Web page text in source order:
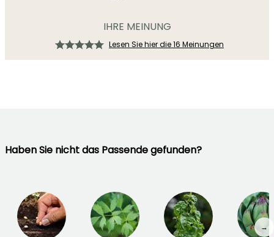
IHRE MEINUNG
Lesen Sie hier die 16 Meinungen
Haben Sie nicht das Passende gefunden?
→